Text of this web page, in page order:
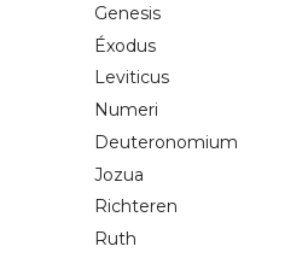
Genesis
Éxodus
Leviticus
Numeri
Deuteronomium
Jozua
Richteren
Ruth